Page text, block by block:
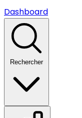
Dashboard
Rechercher